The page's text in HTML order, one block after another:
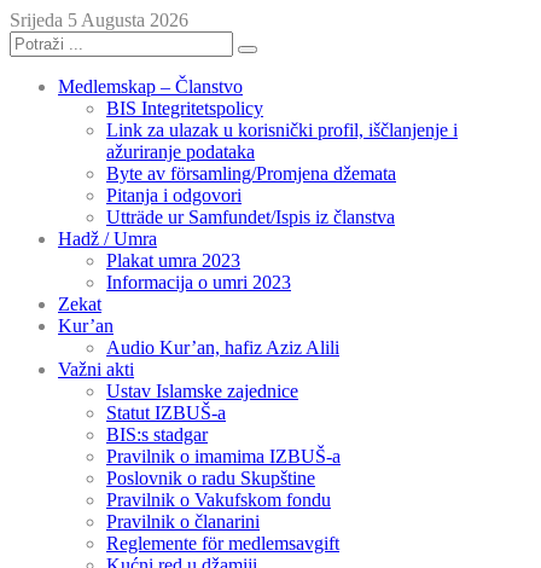
Srijeda 5 Augusta 2026
Medlemskap – Članstvo
BIS Integritetspolicy
Link za ulazak u korisnički profil, iščlanjenje i
ažuriranje podataka
Byte av församling/Promjena džemata
Pitanja i odgovori
Utträde ur Samfundet/Ispis iz članstva
Hadž / Umra
Plakat umra 2023
Informacija o umri 2023
Zekat
Kur’an
Audio Kur’an, hafiz Aziz Alili
Važni akti
Ustav Islamske zajednice
Statut IZBUŠ-a
BIS:s stadgar
Pravilnik o imamima IZBUŠ-a
Poslovnik o radu Skupštine
Pravilnik o Vakufskom fondu
Pravilnik o članarini
Reglemente för medlemsavgift